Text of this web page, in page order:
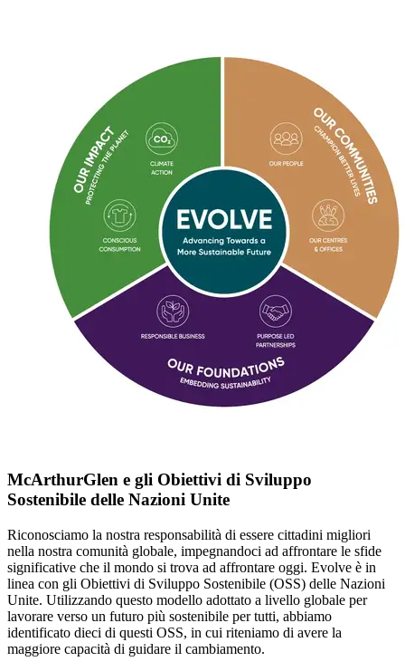
McArthurGlen e gli Obiettivi di Sviluppo
Sostenibile delle Nazioni Unite
Riconosciamo la nostra responsabilità di essere cittadini migliori
nella nostra comunità globale, impegnandoci ad affrontare le sfide
significative che il mondo si trova ad affrontare oggi. Evolve è in
linea con gli Obiettivi di Sviluppo Sostenibile (OSS) delle Nazioni
Unite. Utilizzando questo modello adottato a livello globale per
lavorare verso un futuro più sostenibile per tutti, abbiamo
identificato dieci di questi OSS, in cui riteniamo di avere la
maggiore capacità di guidare il cambiamento.